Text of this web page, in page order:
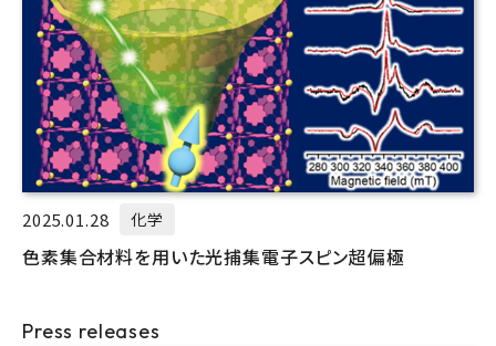
2025.01.28 化学
色素集合材料を用いた光捕集電子スピン超偏極
Press releases